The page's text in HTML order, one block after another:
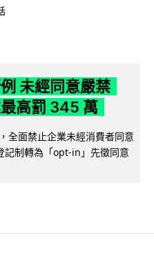
未經同意嚴禁
高罰 345 萬
全面禁止企業未經消費者同意
制轉為「opt-in」先徵同意